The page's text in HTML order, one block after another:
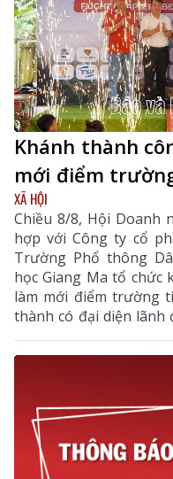
Khánh thành
mới điểm
XÃ HỘI
Chiều 8/8, Hội Doanh
hợp với Công ty cổ
Trường Phổ thông
học Giang Ma tổ chức
làm mới điểm trường
thành có đại diện lãnh
xã Tả Lèng, Trường
cán bộ, giáo viên, phụ